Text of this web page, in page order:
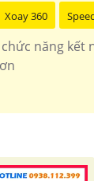
HÃNG
Xoay 360
năng